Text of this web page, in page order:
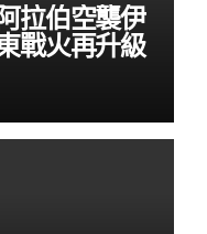
拉伯空襲伊
戰火再升級